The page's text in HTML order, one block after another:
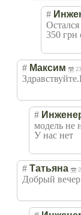
#
350 грн
# Максим
#
модель не
У нас нет
# Татьяна
Добрый